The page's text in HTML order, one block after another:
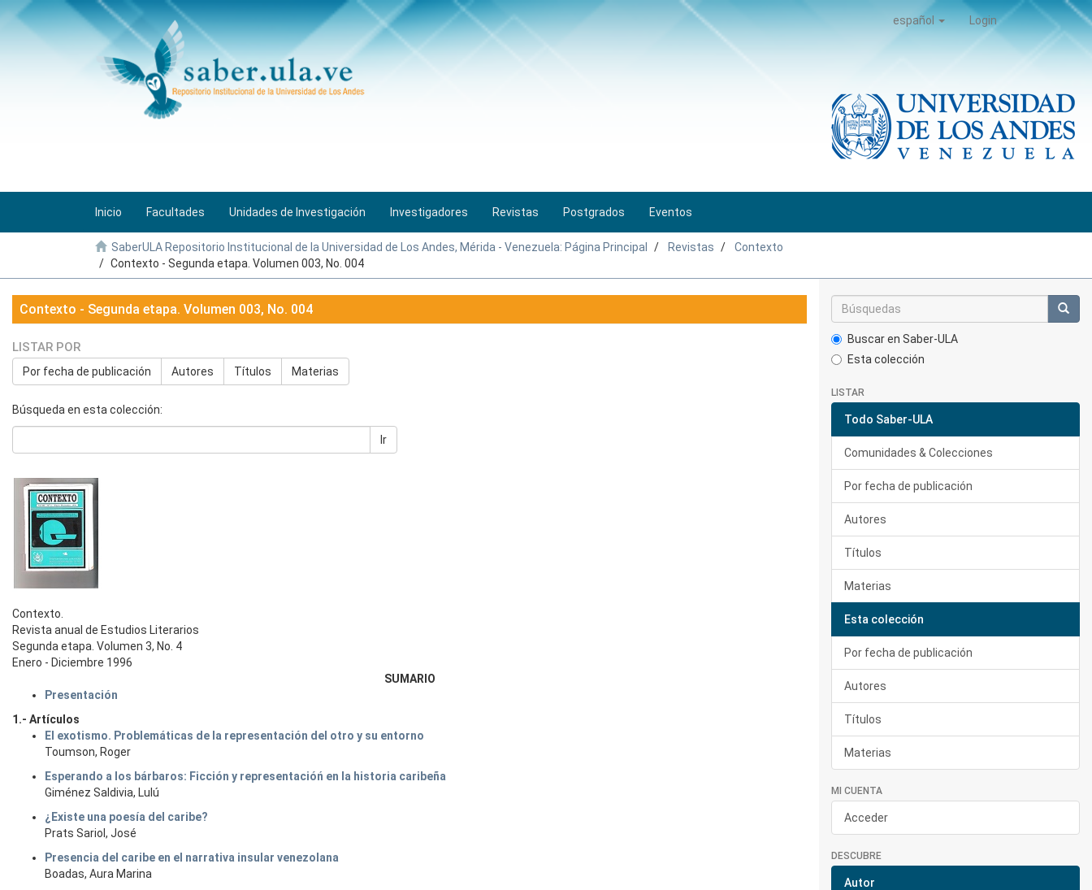
español Login
Inicio Facultades Unidades de Investigación Investigadores Revistas Postgrados Eventos
SaberULA Repositorio Institucional de la Universidad de Los Andes, Mérida - Venezuela: Página Principal Revistas
Contexto
Contexto - Segunda etapa. Volumen 003, No. 004
Contexto - Segunda etapa. Volumen 003, No. 004
LISTAR POR
Por fecha de publicación Autores Títulos Materias
Búsqueda en esta colección:
Ir
Contexto.
Revista anual de Estudios Literarios
Segunda etapa. Volumen 3, No. 4
Enero - Diciembre 1996
SUMARIO
Presentación
1.- Artículos
El exotismo. Problemáticas de la representación del otro y su entorno
Toumson, Roger
Esperando a los bárbaros: Ficción y representacióń en la historia caribeña
Giménez Saldivia, Lulú
¿Existe una poesía del caribe?
Prats Sariol, José
Presencia del caribe en el narrativa insular venezolana
Boadas, Aura Marina
Buscar en Saber-ULA
Esta colección
LISTAR
Todo Saber-ULA
Comunidades & Colecciones
Por fecha de publicación
Autores
Títulos
Materias
Esta colección
Por fecha de publicación
Autores
Títulos
Materias
MI CUENTA
Acceder
DESCUBRE
Autor